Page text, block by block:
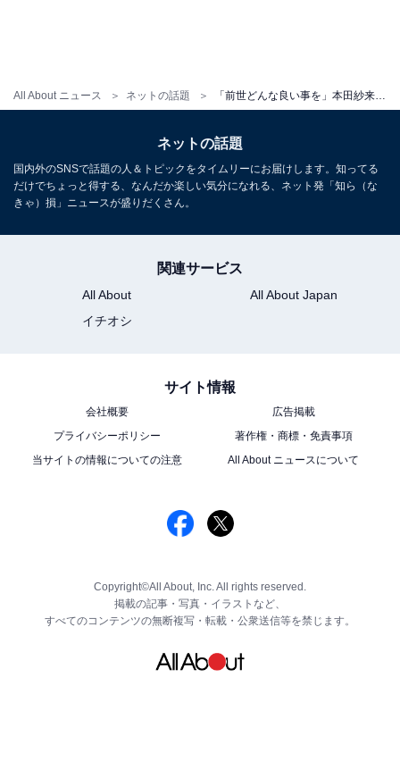
All About ニュース ネットの話題
ネットの話題
国内外のSNSで話題の人＆トピックをタイムリーにお届けします。知ってる
だけでちょっと得する、なんだか楽しい気分になれる、ネット発「知ら（な
きゃ）損」ニュースが盛りだくさん。
関連サービス
All About
All About Japan
イチオシ
サイト情報
会社概要
広告掲載
プライバシーポリシー
著作権・商標・免責事項
当サイトの情報についての注意
All About ニュースについて
Copyright©All About, Inc. All rights reserved.
掲載の記事・写真・イラストなど、
すべてのコンテンツの無断複写・転載・公衆送信等を禁じます。